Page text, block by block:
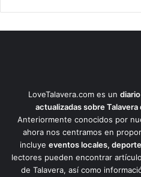
LoveTalavera.com es un
actualizadas sobre Talavera
Anteriormente conocidos por
ahora nos centramos en
incluye eventos locales,
lectores pueden encontrar
de Talavera, así como